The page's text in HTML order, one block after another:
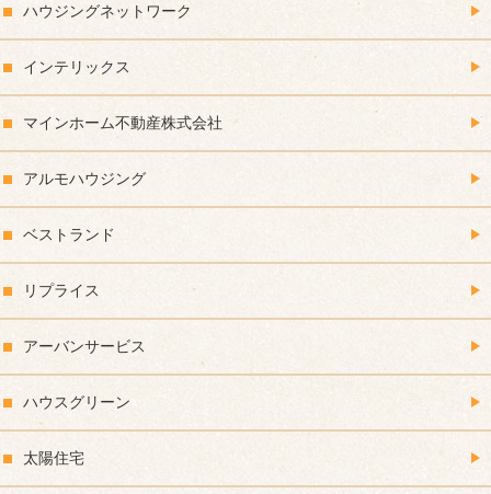
ハウジングネットワーク
インテリックス
マインホーム不動産株式会社
アルモハウジング
ベストランド
リプライス
アーバンサービス
ハウスグリーン
太陽住宅